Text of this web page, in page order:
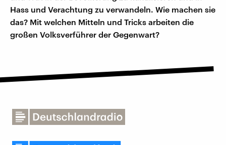
Hass und Verachtung zu verwandeln. Wie machen sie
das? Mit welchen Mitteln und Tricks arbeiten die
großen Volksverführer der Gegenwart?